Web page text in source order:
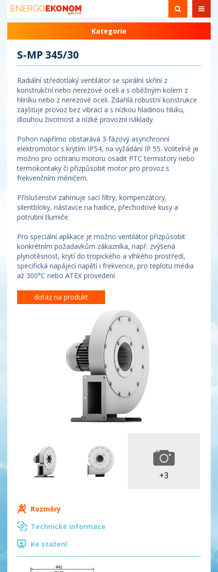
Kategorie
S-MP 345/30
Radiální středotlaký ventilátor se spirální skříní z
konstrukční nebo nerezové oceli a s oběžným kolem z
hliníku nebo z nerezové oceli. Zdařilá robustní konstrukce
zajišťuje provoz bez vibrací a s nízkou hladinou hluku,
dlouhou životnost a nízké provozní náklady.
Pohon napřímo obstarává 3-fázový asynchronní
elektromotor s krytím IP54, na vyžádání IP 55. Volitelně je
možno pro ochranu motoru osadit PTC termistory nebo
termokontaky či přizpůsobit motor pro provoz s
frekvenčním měničem.
Příslušenství zahrnuje sací filtry, kompenzátory,
silentbloky, nástavce na hadice, přechodové kusy a
potrubní tlumiče.
Pro speciální aplikace je možno ventilátor přizpůsobit
konkrétním požadavkům zákazníka, např. zvýšená
plynotěsnost, krytí do tropického a vlhkého prostředí,
specifická napájecí napětí i frekvence, pro teplotu média
až 300°C nebo ATEX provedení.
dotaz na produkt
+3
Rozměry
Technické informace
Ke stažení